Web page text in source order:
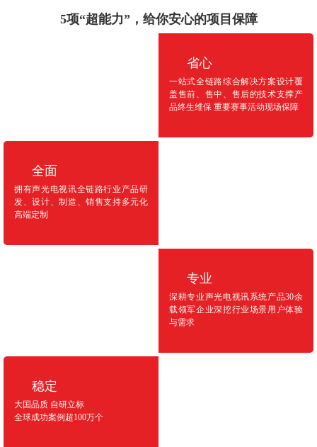
5项“超能力”，给你安心的项目保障
省心
一站式全链路综合解决方案设计覆
盖售前、售中、售后的技术支撑产
品终生维保 重要赛事活动现场保障
全面
拥有声光电视讯全链路行业产品研
发、设计、制造、销售支持多元化
高端定制
专业
深耕专业声光电视讯系统产品30余
载领军企业深挖行业场景用户体验
与需求
稳定
大国品质 自研立标
全球成功案例超100万个